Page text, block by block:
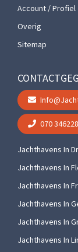
Account / Profiel
Overig
Sitemap
070
Jachthavens In
Jachthavens In
Jachthavens In
Jachthavens In
Jachthavens In
Jachthavens In